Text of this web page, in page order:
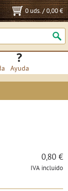
0 uds./0,00 €
Ayuda
0,80 €
IVA incluido